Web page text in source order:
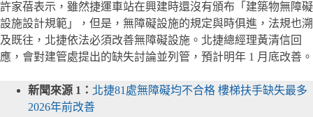
許家蓓表示，雖然捷運車站在興建時還沒有頒布「建築物無障礙
設施設計規範」，但是，無障礙設施的規定與時俱進，法規也溯
及既往，北捷依法必須改善無障礙設施。北捷總經理黃清信回
應，會對建管處提出的缺失討論並列管，預計明年 1 月底改善。
新聞來源 1： 北捷81處無障礙均不合格 樓梯扶手缺失最多
2026年前改善